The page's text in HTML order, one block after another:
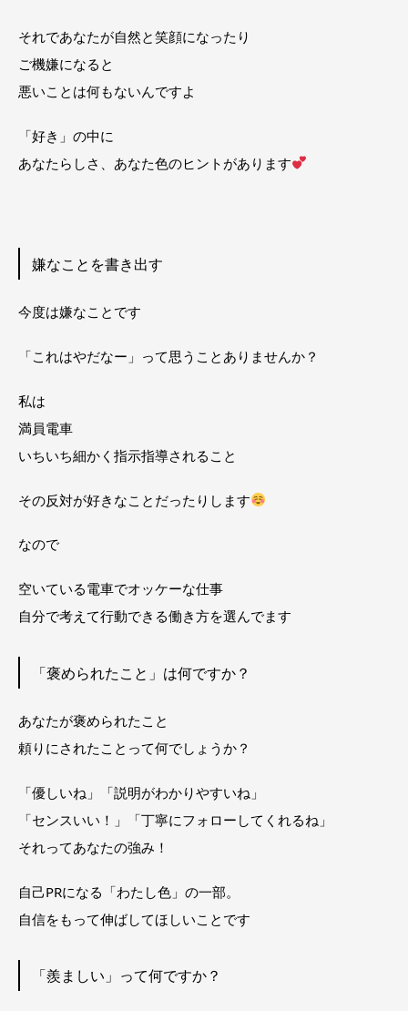
それであなたが自然と笑顔になったり
ご機嫌になると
悪いことは何もないんですよ
「好き」の中に
あなたらしさ、あなた色のヒントがあります
嫌なことを書き出す
今度は嫌なことです
「これはやだなー」って思うことありませんか？
私は
満員電車
いちいち細かく指示指導されること
その反対が好きなことだったりします
なので
空いている電車でオッケーな仕事
自分で考えて行動できる働き方を選んでます
「褒められたこと」は何ですか？
あなたが褒められたこと
頼りにされたことって何でしょうか？
「優しいね」「説明がわかりやすいね」
「センスいい！」「丁寧にフォローしてくれるね」
それってあなたの強み！
自己PRになる「わたし色」の一部。
自信をもって伸ばしてほしいことです
「羨ましい」って何ですか？